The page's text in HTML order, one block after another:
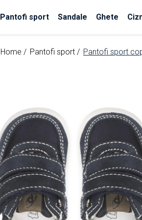
Pantofi sport Sandale Ghete
Home / Pantofi sport / Pantofi sport